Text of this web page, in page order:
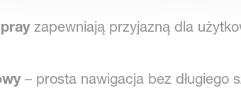
zapewniają przyjazną dla
– prosta nawigacja bez długiego